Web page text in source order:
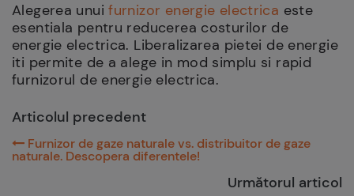
Alegerea unuifurnizor energie electrica este
esentiala pentru reducerea costurilor de
energie electrica. Liberalizarea pietei de energie
iti permite de a alege in mod simplu si rapid
furnizorul de energie electrica.
Articolul precedent
Furnizor de gaze naturale vs. distribuitor de gaze
naturale. Descopera diferentele!
Următorul articol